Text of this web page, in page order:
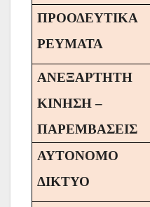
ΠΡΟΟΔΕΥΤΙΚΑ
ΡΕΥΜΑΤΑ
ΑΝΕΞΑΡΤΗΤΗ
ΚΙΝΗΣΗ –
ΠΑΡΕΜΒΑΣΕΙΣ
ΑΥΤΟΝΟΜΟ
ΔΙΚΤΥΟ